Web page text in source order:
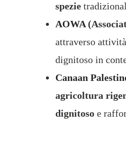
spezie
AOWA
attraverso
dignitoso in
Canaan
agricoltura
dignitosoe